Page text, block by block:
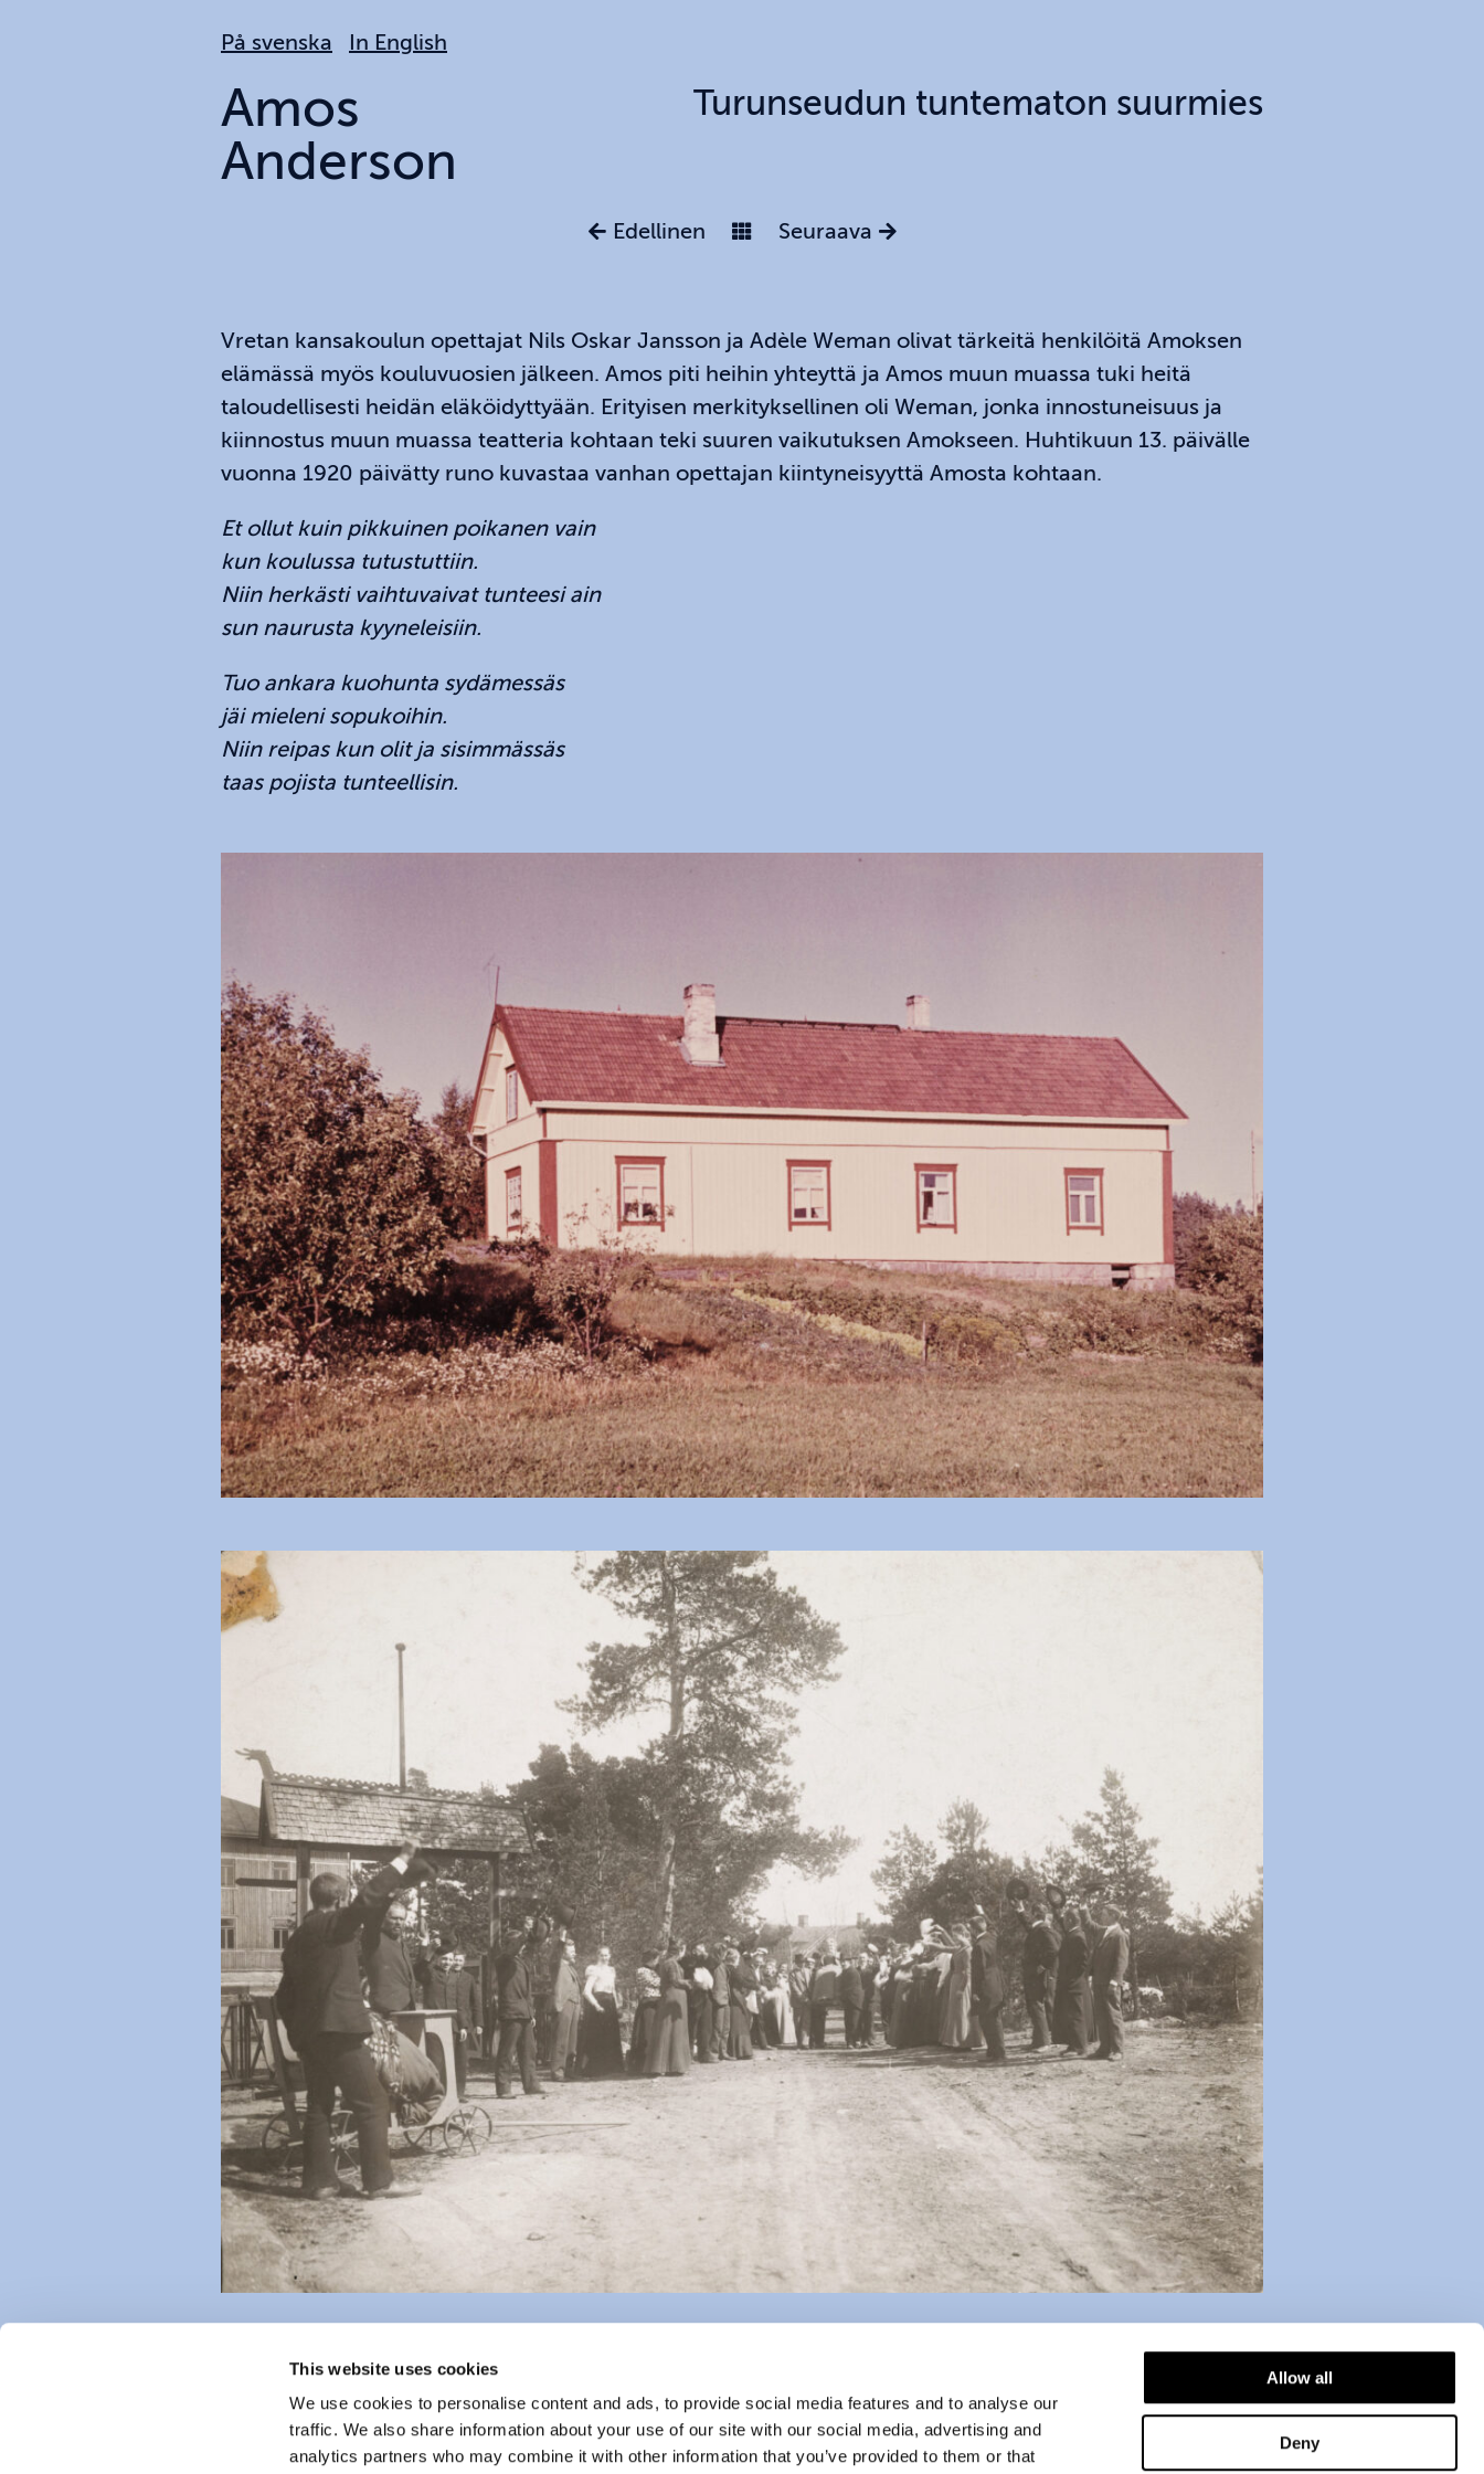
This website uses cookies
We use cookies to personalise content and ads, to provide social media features and to analyse our
traffic. We also share information about your use of our site with our social media, advertising and
analytics partners who may combine it with other information that you’ve provided to them or that
Allow all
Deny
På svenska In English
Amos
Anderson
Turunseudun tuntematon suurmies
Edellinen Seuraava
Vretan kansakoulun opettajat Nils Oskar Jansson ja Adèle Weman olivat tärkeitä henkilöitä Amoksen
elämässä myös kouluvuosien jälkeen. Amos piti heihin yhteyttä ja Amos muun muassa tuki heitä
taloudellisesti heidän eläköidyttyään. Erityisen merkityksellinen oli Weman, jonka innostuneisuus ja
kiinnostus muun muassa teatteria kohtaan teki suuren vaikutuksen Amokseen. Huhtikuun 13. päivälle
vuonna 1920 päivätty runo kuvastaa vanhan opettajan kiintyneisyyttä Amosta kohtaan.
Et ollut kuin pikkuinen poikanen vain
kun koulussa tutustuttiin.
Niin herkästi vaihtuvaivat tunteesi ain
sun naurusta kyyneleisiin.
Tuo ankara kuohunta sydämessäs
jäi mieleni sopukoihin.
Niin reipas kun olit ja sisimmässäs
taas pojista tunteellisin.